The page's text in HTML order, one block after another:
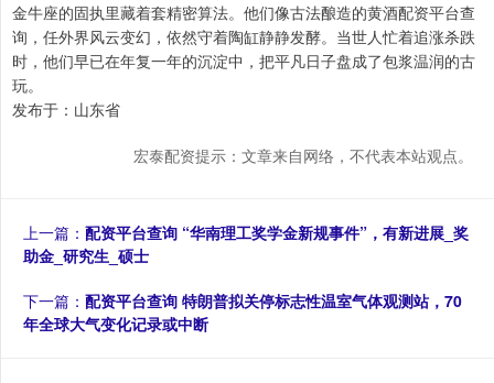
金牛座的固执里藏着套精密算法。他们像古法酿造的黄酒配资平台查
询，任外界风云变幻，依然守着陶缸静静发酵。当世人忙着追涨杀跌
时，他们早已在年复一年的沉淀中，把平凡日子盘成了包浆温润的古
玩。
发布于：山东省
宏泰配资提示：文章来自网络，不代表本站观点。
上一篇： 配资平台查询 “华南理工奖学金新规事件”，有新进展_奖
助金_研究生_硕士
下一篇： 配资平台查询 特朗普拟关停标志性温室气体观测站，70
年全球大气变化记录或中断